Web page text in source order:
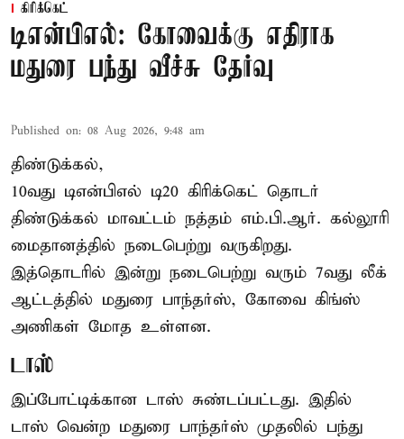
கிரிக்கெட்
டிஎன்பிஎல்: கோவைக்கு எதிராக
மதுரை பந்து வீச்சு தேர்வு
Published on: 08 Aug 2026, 9:48 am
திண்டுக்கல்,
10வது டிஎன்பிஎல் டி20 கிரிக்கெட் தொடர்
திண்டுக்கல் மாவட்டம் நத்தம் எம்.பி.ஆர். கல்லூரி
மைதானத்தில் நடைபெற்று வருகிறது.
இத்தொடரில் இன்று நடைபெற்று வரும் 7வது லீக்
ஆட்டத்தில் மதுரை பாந்தர்ஸ், கோவை கிங்ஸ்
அணிகள் மோத உள்ளன.
டாஸ்
இப்போட்டிக்கான டாஸ் சுண்டப்பட்டது. இதில்
டாஸ் வென்ற மதுரை பாந்தர்ஸ் முதலில் பந்து